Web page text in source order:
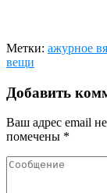
Метки: ажурное
вещи
Добавить
Ваш адрес email
помечены *